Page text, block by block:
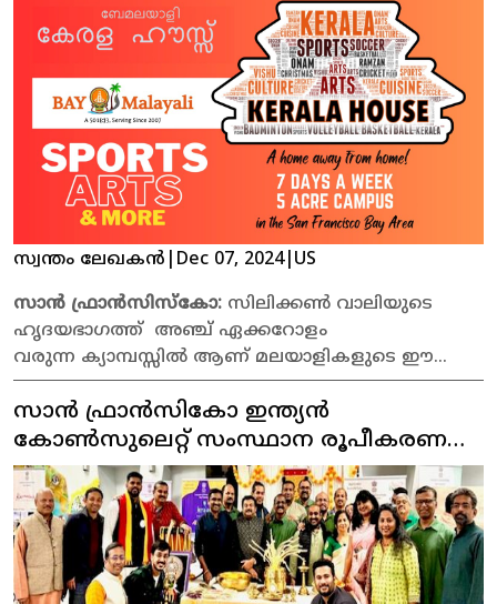
സ്വന്തം ലേഖകൻ Dec 07, 2024| US
സാൻ ഫ്രാൻസിസ്കോ: സിലിക്കൺ വാലിയുടെ
ഹൃദയഭാഗത്ത് അഞ്ച് ഏക്കറോളം
വരുന്ന ക്യാമ്പസ്സിൽ ആണ് മലയാളികളുടെ ഈ
അഭിമാന സ്ഥാപനം അണിനൊരുങ്ങുന്നത് .
സാൻ ഫ്രാൻസികോ ഇന്ത്യൻ
കോൺസുലെറ്റ് സംസ്ഥാന രൂപീകരണ
ദിനമാഘോഷിച്ചു